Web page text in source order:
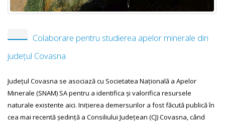
Colaborare pentru studierea apelor minerale din
județul Covasna
Județul Covasna se asociază cu Societatea Națională a Apelor
Minerale (SNAM) SA pentru a identifica și valorifica resursele
naturale existente aici. Inițierea demersurilor a fost făcută publică în
cea mai recentă ședință a Consiliului Județean (CJ) Covasna, când